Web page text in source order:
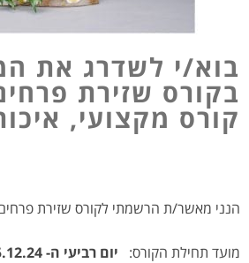
בוא/י לשדרג את
בקורס שזירת
קורס מקצועי,
הנני מאשר/ת הרשמתי לקורס שזירת
מועד תחילת הקורס: יום רביעי ה- 25.12.24